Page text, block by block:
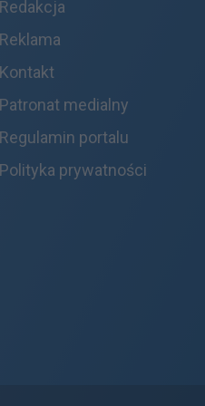
Redakcja
Reklama
Kontakt
Patronat medialny
Regulamin portalu
Polityka prywatności